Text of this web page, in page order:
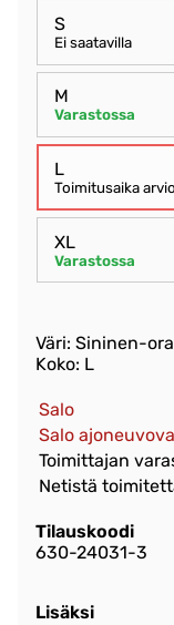
S
Ei saatavilla
M
Varastossa
L
Toimitusaika
XL
Varastossa
Väri: Sininen-
Koko: L
Salo
Salo
Toimittajan
Netistä
Tilauskoodi
630-24031-3
Lisäksi